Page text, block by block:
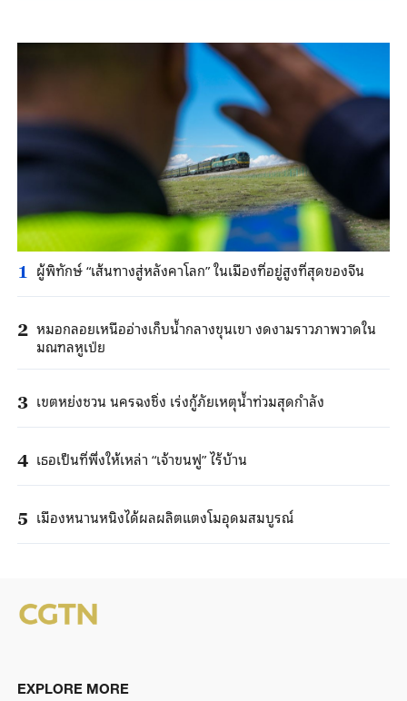
1 ผู้พิทักษ์ “เส้นทางสู่หลังคาโลก” ในเมืองที่อยู่สูงที่สุดของจีน
2 หมอกลอยเหนืออ่างเก็บน้ำกลางขุนเขา งดงามราวภาพวาดใน
มณฑลหูเป่ย
3 เขตหย่งชวน นครฉงชิ่ง เร่งกู้ภัยเหตุน้ำท่วมสุดกำลัง
4 เธอเป็นที่พึ่งให้เหล่า “เจ้าขนฟู” ไร้บ้าน
5 เมืองหนานหนิงได้ผลผลิตแตงโมอุดมสมบูรณ์
EXPLORE MORE